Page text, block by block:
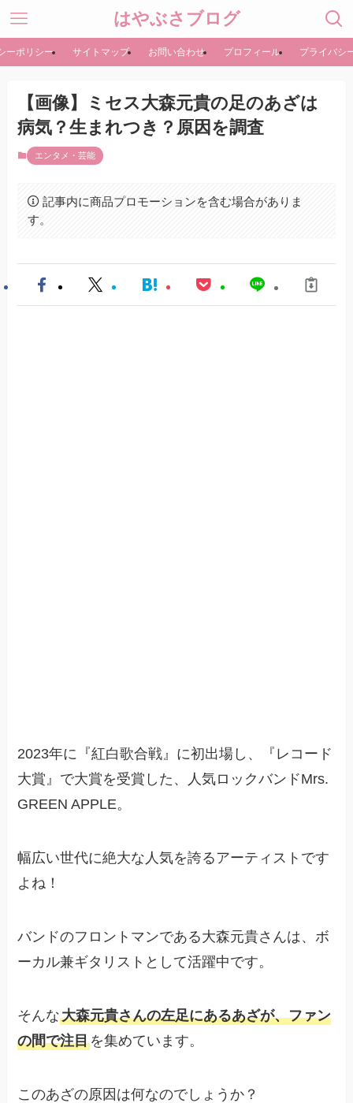
はやぶさブログ
ーポリシー サイトマップ お問い合わせ プロフィール プライバシ
【画像】ミセス大森元貴の足のあざは
病気？生まれつき？原因を調査
エンタメ・芸能
記事内に商品プロモーションを含む場合がありま
す。
2023年に『紅白歌合戦』に初出場し、『レコード
大賞』で大賞を受賞した、人気ロックバンドMrs.
GREEN APPLE。
幅広い世代に絶大な人気を誇るアーティストです
よね！
バンドのフロントマンである大森元貴さんは、ボ
ーカル兼ギタリストとして活躍中です。
そんな大森元貴さんの左足にあるあざが、ファン
の間で注目を集めています。
このあざの原因は何なのでしょうか？